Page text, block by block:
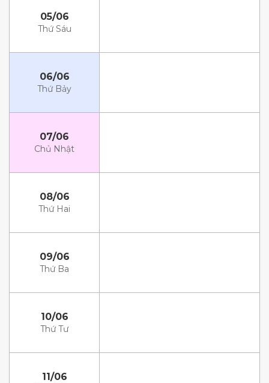
05/06
Thứ Sáu
06/06
Thứ Bảy
07/06
Chủ Nhật
08/06
Thứ Hai
09/06
Thứ Ba
10/06
Thứ Tư
11/06